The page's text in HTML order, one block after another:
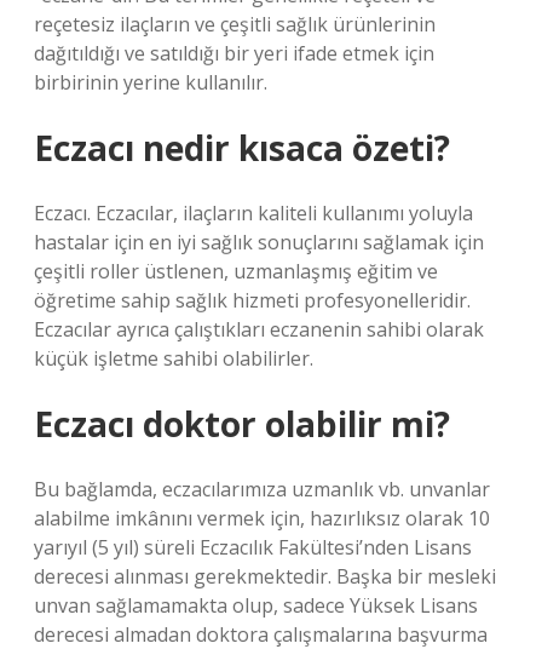
reçetesiz ilaçların ve çeşitli sağlık ürünlerinin
dağıtıldığı ve satıldığı bir yeri ifade etmek için
birbirinin yerine kullanılır.
Eczacı nedir kısaca özeti?
Eczacı. Eczacılar, ilaçların kaliteli kullanımı yoluyla
hastalar için en iyi sağlık sonuçlarını sağlamak için
çeşitli roller üstlenen, uzmanlaşmış eğitim ve
öğretime sahip sağlık hizmeti profesyonelleridir.
Eczacılar ayrıca çalıştıkları eczanenin sahibi olarak
küçük işletme sahibi olabilirler.
Eczacı doktor olabilir mi?
Bu bağlamda, eczacılarımıza uzmanlık vb. unvanlar
alabilme imkânını vermek için, hazırlıksız olarak 10
yarıyıl (5 yıl) süreli Eczacılık Fakültesi’nden Lisans
derecesi alınması gerekmektedir. Başka bir mesleki
unvan sağlamamakta olup, sadece Yüksek Lisans
derecesi almadan doktora çalışmalarına başvurma